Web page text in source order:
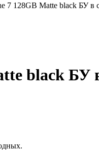
7 128GB Matte black БУ в
black БУ